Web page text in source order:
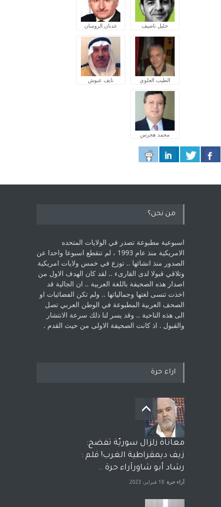
خليل ناصيف عدنان الروسان
الطيب العلوي نايف عبوش
محمد هجرس
من نحن؟
اسبوعية مطبوعة تصدر في الولايات المتحده
الامريكية منذ عام 1993 ، لم ‏تنقطع اسبوعا واحدا عن
الصدور منذ انشائها .. توزع في خمس ولايات امريكية
‏وتلاقي قبولا لدى القارىء ..‏ لقد كان الهدف الاول من
اصدار هذه الصحيفة باللغة العربية .. ان الجالية قد
اخذت ‏تنسى لغتها وجمالياتها .. ولم تكن الفضائيات او
الصحف العربية المطبوعة في الوطن ‏العربي تصل
الى هذه الناحية .. وقد يسر لنا ذلك سرعة الانتشار
والقبول . اذ كانت ‏الصحيفة الاولى من حيث القدم . ‏
اراء حرة
معاناة زلزال سوريّة تفضح:
زيف ديمقراطية الغرب! قلم :
رشاد أبو شاورآراء حرة ..
آراء حرة 18 فبراير، 2023